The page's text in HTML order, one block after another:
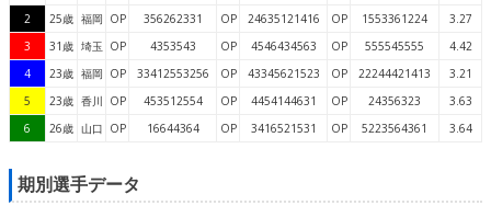
2
25歳 福岡 OP 356262331 OP 24635121416 OP 1553361224
3.27
3
31歳 埼玉 OP 4353543 OP 4546434563 OP 555545555
4.42
4
23歳 福岡 OP 33412553256 OP 43345621523 OP 22244421413
3.21
5
23歳 香川 OP 453512554 OP 4454144631 OP 24356323
3.63
6
26歳 山口 OP 16644364 OP 3416521531 OP 5223564361 3.64
期別選手データ